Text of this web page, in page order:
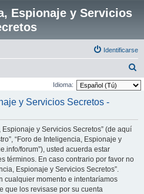
Espionaje y Servicios
Identificarse
u
Idioma:
y Servicios Secretos -
y Servicios Secretos” (de aquí
“Foro de Inteligencia, Espionaje y
forum”), usted acuerda estar
términos. En caso contrario por favor no
Espionaje y Servicios Secretos”.
cualquier momento e intentaríamos
que los revisase por su cuenta